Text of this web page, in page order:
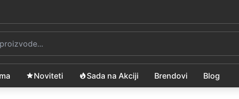
Noviteti Sada na Akciji Brendovi Blog